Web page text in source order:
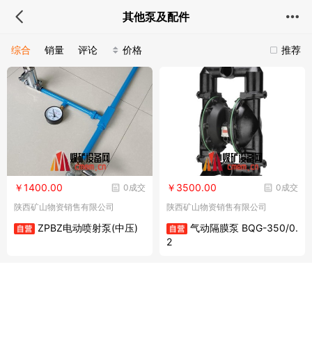
其他泵及配件
推荐
综合 销量 评论 价格
0成交
￥1400.00
陕西矿山物资销售有限公司
ZPBZ电动喷射泵(中压)
0成交
￥3500.00
陕西矿山物资销售有限公司
气动隔膜泵 BQG-350/0.
2